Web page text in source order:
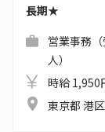
長期★
営業事務
人）
時給 1,950
東京都 港区